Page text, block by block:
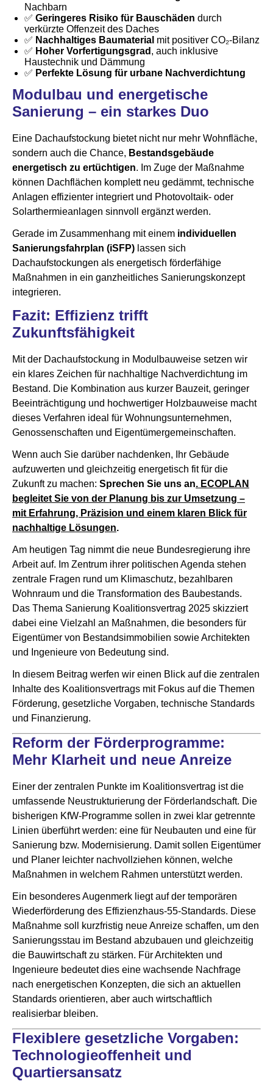
Nachbarn
✅ Geringeres Risiko für Bauschäden durch
verkürzte Offenzeit des Daches
✅ Nachhaltiges Baumaterial mit positiver CO₂-Bilanz
✅ Hoher Vorfertigungsgrad , auch inklusive
Haustechnik und Dämmung
✅ Perfekte Lösung für urbane Nachverdichtung
Modulbau und energetische
Sanierung – ein starkes Duo
Eine Dachaufstockung bietet nicht nur mehr Wohnfläche,
sondern auch die Chance, Bestandsgebäude
energetisch zu ertüchtigen. Im Zuge der Maßnahme
können Dachflächen komplett neu gedämmt, technische
Anlagen effizienter integriert und Photovoltaik- oder
Solarthermieanlagen sinnvoll ergänzt werden.
Gerade im Zusammenhang mit einem individuellen
Sanierungsfahrplan (iSFP) lassen sich
Dachaufstockungen als energetisch förderfähige
Maßnahmen in ein ganzheitliches Sanierungskonzept
integrieren.
Fazit: Effizienz trifft
Zukunftsfähigkeit
Mit der Dachaufstockung in Modulbauweise setzen wir
ein klares Zeichen für nachhaltige Nachverdichtung im
Bestand. Die Kombination aus kurzer Bauzeit, geringer
Beeinträchtigung und hochwertiger Holzbauweise macht
dieses Verfahren ideal für Wohnungsunternehmen,
Genossenschaften und Eigentümergemeinschaften.
Wenn auch Sie darüber nachdenken, Ihr Gebäude
aufzuwerten und gleichzeitig energetisch fit für die
Zukunft zu machen: Sprechen Sie uns an. ECOPLAN
begleitet Sie von der Planung bis zur Umsetzung –
mit Erfahrung, Präzision und einem klaren Blick für
nachhaltige Lösungen.
Am heutigen Tag nimmt die neue Bundesregierung ihre
Arbeit auf. Im Zentrum ihrer politischen Agenda stehen
zentrale Fragen rund um Klimaschutz, bezahlbaren
Wohnraum und die Transformation des Baubestands.
Das Thema Sanierung Koalitionsvertrag 2025 skizziert
dabei eine Vielzahl an Maßnahmen, die besonders für
Eigentümer von Bestandsimmobilien sowie Architekten
und Ingenieure von Bedeutung sind.
In diesem Beitrag werfen wir einen Blick auf die zentralen
Inhalte des Koalitionsvertrags mit Fokus auf die Themen
Förderung, gesetzliche Vorgaben, technische Standards
und Finanzierung.
Reform der Förderprogramme:
Mehr Klarheit und neue Anreize
Einer der zentralen Punkte im Koalitionsvertrag ist die
umfassende Neustrukturierung der Förderlandschaft. Die
bisherigen KfW-Programme sollen in zwei klar getrennte
Linien überführt werden: eine für Neubauten und eine für
Sanierung bzw. Modernisierung. Damit sollen Eigentümer
und Planer leichter nachvollziehen können, welche
Maßnahmen in welchem Rahmen unterstützt werden.
Ein besonderes Augenmerk liegt auf der temporären
Wiederförderung des Effizienzhaus-55-Standards. Diese
Maßnahme soll kurzfristig neue Anreize schaffen, um den
Sanierungsstau im Bestand abzubauen und gleichzeitig
die Bauwirtschaft zu stärken. Für Architekten und
Ingenieure bedeutet dies eine wachsende Nachfrage
nach energetischen Konzepten, die sich an aktuellen
Standards orientieren, aber auch wirtschaftlich
realisierbar bleiben.
Flexiblere gesetzliche Vorgaben:
Technologieoffenheit und
Quartiersansatz